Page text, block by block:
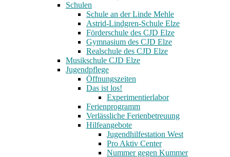
Schulen
Schule an der Linde Mehle
Astrid-Lindgren-Schule Elze
Förderschule des CJD Elze
Gymnasium des CJD Elze
Realschule des CJD Elze
Musikschule CJD Elze
Jugendpflege
Öffnungszeiten
Das ist los!
Experimentierlabor
Ferienprogramm
Verlässliche Ferienbetreuung
Hilfeangebote
Jugendhilfestation West
Pro Aktiv Center
Nummer gegen Kummer